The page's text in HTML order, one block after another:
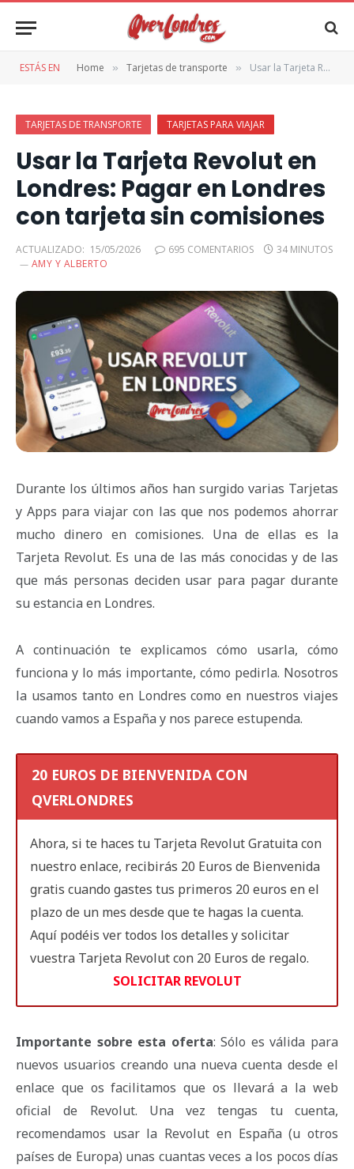
ESTÁS EN Home » Tarjetas de transporte » Usar la Tarjeta Revolut en Londres: Pagar en Londres con tarjeta sin comisiones
TARJETAS DE TRANSPORTE TARJETAS PARA VIAJAR
Usar la Tarjeta Revolut en
Londres: Pagar en Londres
con tarjeta sin comisiones
ACTUALIZADO: 15/05/2026 695 COMENTARIOS
34 MINUTOS
AMY Y ALBERTO
Durante los últimos años han surgido varias Tarjetas
y Apps para viajar con las que nos podemos ahorrar
mucho dinero en comisiones. Una de ellas es la
Tarjeta Revolut. Es una de las más conocidas y de las
que más personas deciden usar para pagar durante
su estancia en Londres.
A continuación te explicamos cómo usarla, cómo
funciona y lo más importante, cómo pedirla. Nosotros
la usamos tanto en Londres como en nuestros viajes
cuando vamos a España y nos parece estupenda.
20 EUROS DE BIENVENIDA CON
QVERLONDRES
Ahora, si te haces tu Tarjeta Revolut Gratuita con
nuestro enlace, recibirás 20 Euros de Bienvenida
gratis cuando gastes tus primeros 20 euros en el
plazo de un mes desde que te hagas la cuenta.
Aquí podéis ver todos los detalles y solicitar
vuestra Tarjeta Revolut con 20 Euros de regalo.
SOLICITAR REVOLUT
Importante sobre esta oferta: Sólo es válida para
nuevos usuarios creando una nueva cuenta desde el
enlace que os facilitamos que os llevará a la web
oficial de Revolut. Una vez tengas tu cuenta,
recomendamos usar la Revolut en España (u otros
países de Europa) unas cuantas veces a los pocos días